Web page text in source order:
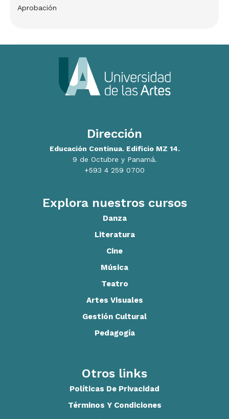
Aprobación
Dirección
Educación Continua. Edificio MZ 14.
9 de Octubre y Panamá.
+593 4 259 0700
Explora nuestros cursos
Danza
Literatura
Cine
Música
Teatro
Artes Visuales
Gestión Cultural
Pedagogía
Otros links
Políticas De Privacidad
Términos Y Condiciones